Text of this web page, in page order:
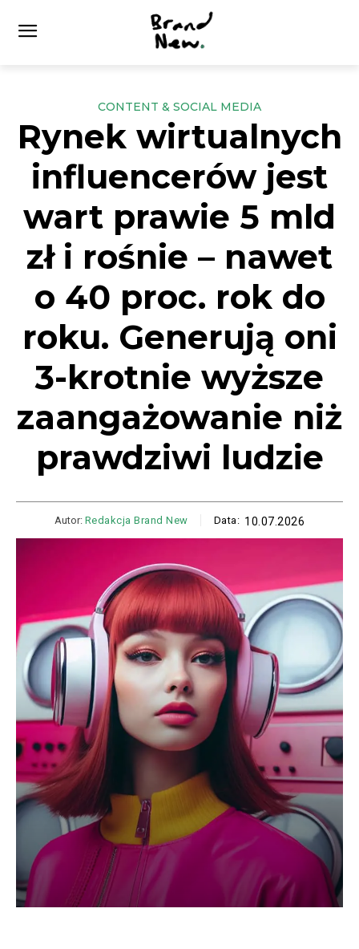
CONTENT & SOCIAL MEDIA
Rynek wirtualnych
influencerów jest
wart prawie 5 mld
zł i rośnie – nawet
o 40 proc. rok do
roku. Generują oni
3-krotnie wyższe
zaangażowanie niż
prawdziwi ludzie
Autor: Redakcja Brand New Data: 10.07.2026